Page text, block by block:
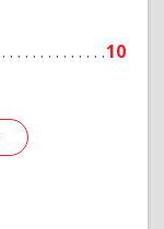
10
Подробнее